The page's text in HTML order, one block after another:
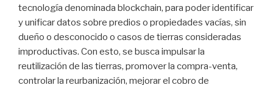
tecnología denominada blockchain, para poder identificar
y unificar datos sobre predios o propiedades vacías, sin
dueño o desconocido o casos de tierras consideradas
improductivas. Con esto, se busca impulsar la
reutilización de las tierras, promover la compra-venta,
controlar la reurbanización, mejorar el cobro de